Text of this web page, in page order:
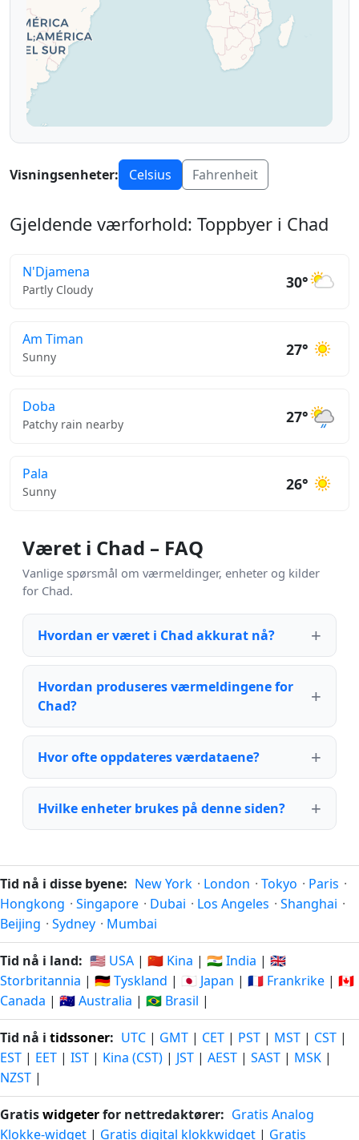
Visningsenheter: Celsius Fahrenheit
Gjeldende værforhold: Toppbyer i Chad
N'Djamena
Partly Cloudy 30°
Am Timan
Sunny 27°
Doba
Patchy rain nearby 27°
Pala
Sunny 26°
Været i Chad – FAQ
Vanlige spørsmål om værmeldinger, enheter og kilder
for Chad.
Hvordan er været i Chad akkurat nå?
Hvordan produseres værmeldingene for
Chad?
Hvor ofte oppdateres værdataene?
Hvilke enheter brukes på denne siden?
Tid nå i disse byene: New York · London · Tokyo · Paris ·
Hongkong · Singapore · Dubai · Los Angeles · Shanghai ·
Beijing · Sydney · Mumbai
Tid nå i land: 🇺🇸 USA | 🇨🇳 Kina | 🇮🇳 India | 🇬🇧
Storbritannia | 🇩🇪 Tyskland | 🇯🇵 Japan | 🇫🇷 Frankrike | 🇨🇦
Canada | 🇦🇺 Australia | 🇧🇷 Brasil |
Tid nå i tidssoner: UTC | GMT | CET | PST | MST | CST |
EST | EET | IST | Kina (CST) | JST | AEST | SAST | MSK |
NZST |
Gratiswidgeterfor nettredaktører: Gratis Analog
Klokke-widget | Gratis digital klokkwidget | Gratis